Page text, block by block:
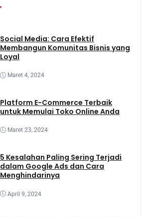
Social Media: Cara Efektif
Membangun Komunitas Bisnis yang
Loyal
Maret 4, 2024
Platform E-Commerce Terbaik
untuk Memulai Toko Online Anda
Maret 23, 2024
5 Kesalahan Paling Sering Terjadi
dalam Google Ads dan Cara
Menghindarinya
April 9, 2024